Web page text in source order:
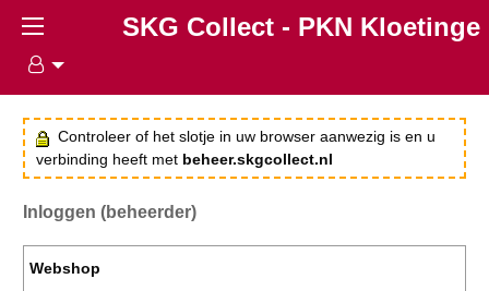
SKG Collect - PKN Kloetinge
Controleer of het slotje in uw browser aanwezig is en u
verbinding heeft met beheer.skgcollect.nl
Inloggen (beheerder)
Webshop